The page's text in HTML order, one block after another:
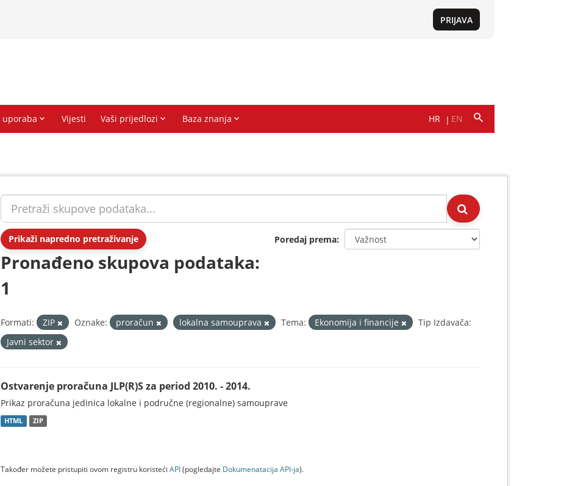
Prikaži napredno pretraživanje Poredaj prema
Pronađeno skupova podataka:
1
Formati: ZIP Oznake: proračun lokalna samouprava Tema: Ekonomija i financije
Tip Izdavača:
Javni sektor
Ostvarenje proračuna JLP(R)S za period 2010. - 2014.
Prikaz proračuna jedinica lokalne i područne (regionalne) samouprave
HTML ZIP
Također možete pristupiti ovom registru koristeći API(pogledajte Dokumenаtаcijа API-jа).